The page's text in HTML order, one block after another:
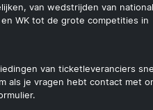
van wedstrijden van
WK tot de grote competities in
van ticketleveranciers
als je vragen hebt contact met